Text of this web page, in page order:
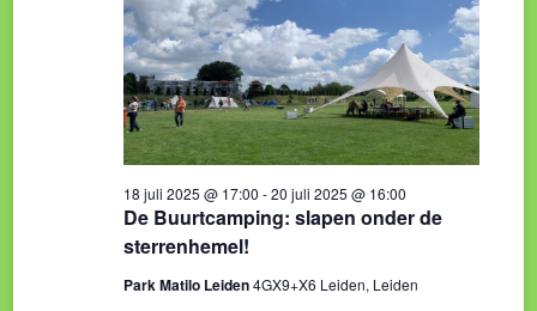
19
juli
2025
De Buurtcamping: slapen onder de
sterrenhemel!
18 juli 2025 @ 17:00 -20 juli 2025 @ 16:00
Park Matilo Leiden4GX9+X6 Leiden, Leiden